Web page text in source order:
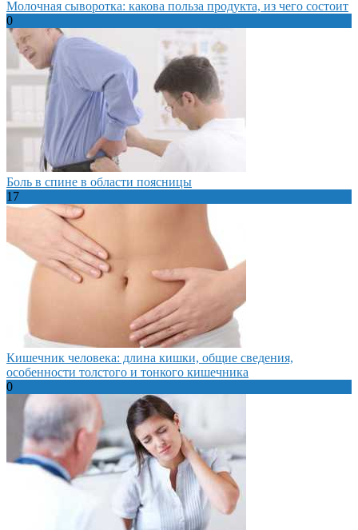
Молочная сыворотка: какова польза продукта, из чего состоит
0
Боль в спине в области поясницы
17
Кишечник человека: длина кишки, общие сведения,
особенности толстого и тонкого кишечника
0